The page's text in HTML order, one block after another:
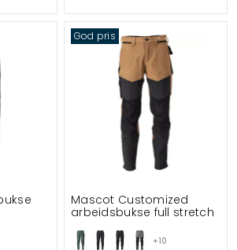
God pris
+10
Mascot Customized
arbeidsbukse full stretch